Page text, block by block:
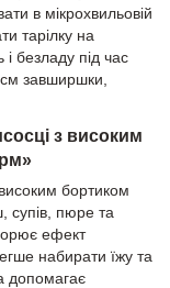
в мікрохвильовій
тарілку на
і безладу під час
завширшки,
з високим
бортиком
супів, пюре та
ефект
набирати їжу та
допомагає